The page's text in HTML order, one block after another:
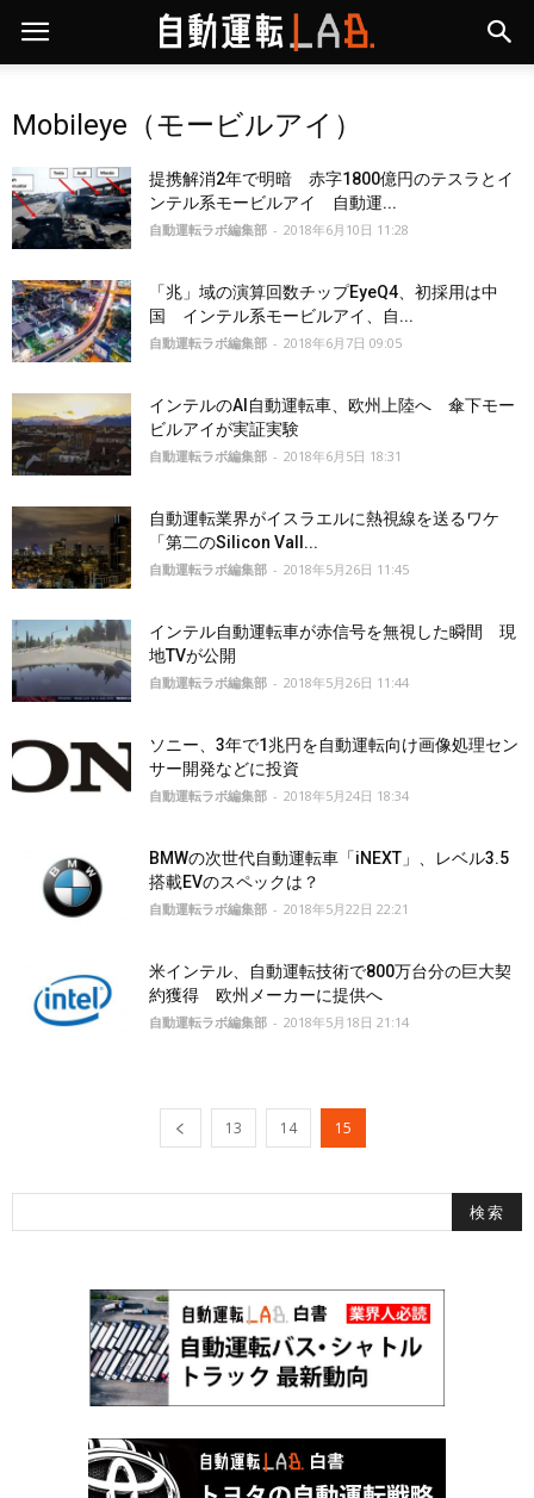
Mobileye（モービルアイ）
提携解消2年で明暗 赤字1800億円のテスラとイ
ンテル系モービルアイ 自動運...
自動運転ラボ編集部 - 2018年6月10日 11:28
「兆」域の演算回数チップEyeQ4、初採用は中
国 インテル系モービルアイ、自...
自動運転ラボ編集部 - 2018年6月7日 09:05
インテルのAI自動運転車、欧州上陸へ 傘下モー
ビルアイが実証実験
自動運転ラボ編集部 - 2018年6月5日 18:31
自動運転業界がイスラエルに熱視線を送るワケ
「第二のSilicon Vall...
自動運転ラボ編集部 - 2018年5月26日 11:45
インテル自動運転車が赤信号を無視した瞬間 現
地TVが公開
自動運転ラボ編集部 - 2018年5月26日 11:44
ソニー、3年で1兆円を自動運転向け画像処理セン
サー開発などに投資
自動運転ラボ編集部 - 2018年5月24日 18:34
BMWの次世代自動運転車「iNEXT」、レベル3.5
搭載EVのスペックは？
自動運転ラボ編集部 - 2018年5月22日 22:21
米インテル、自動運転技術で800万台分の巨大契
約獲得 欧州メーカーに提供へ
自動運転ラボ編集部 - 2018年5月18日 21:14
13 14 15